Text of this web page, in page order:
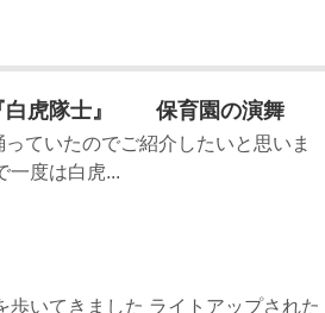
白虎隊士』 保育園の演舞
ていたのでご紹介したいと思いま
一度は白虎...
いてきました ライトアップされた